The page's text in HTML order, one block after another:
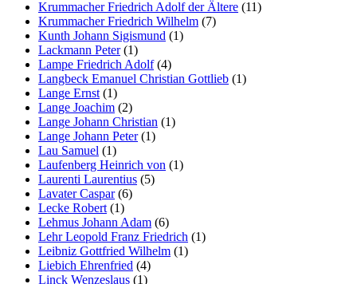
Krummacher Friedrich Adolf der Ältere (11)
Krummacher Friedrich Wilhelm (7)
Kunth Johann Sigismund (1)
Lackmann Peter(1)
Lampe Friedrich Adolf(4)
Langbeck Emanuel Christian Gottlieb (1)
Lange Ernst (1)
Lange Joachim (2)
Lange Johann Christian (1)
Lange Johann Peter(1)
Lau Samuel (1)
Laufenberg Heinrich von (1)
Laurenti Laurentius (5)
Lavater Caspar(6)
Lecke Robert (1)
Lehmus Johann Adam (6)
Lehr Leopold Franz Friedrich (1)
Leibniz Gottfried Wilhelm (1)
Liebich Ehrenfried (4)
Linck Wenzeslaus (1)